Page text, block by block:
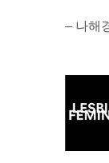
– 나해
탐
색
전